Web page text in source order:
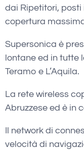
dai Ripetitori, posti
copertura
Supersonica è
lontane ed in tutte
Teramo e L’Aquila.
La rete wireless
Abruzzese ed è in
Il network di
velocità di